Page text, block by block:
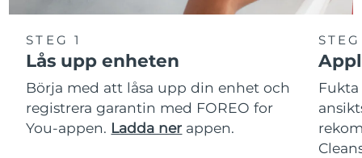
STEG 1
Lås upp enheten
Börja med att låsa upp din enhet och
registrera garantin med FOREO for
You-appen. Ladda ner appen.